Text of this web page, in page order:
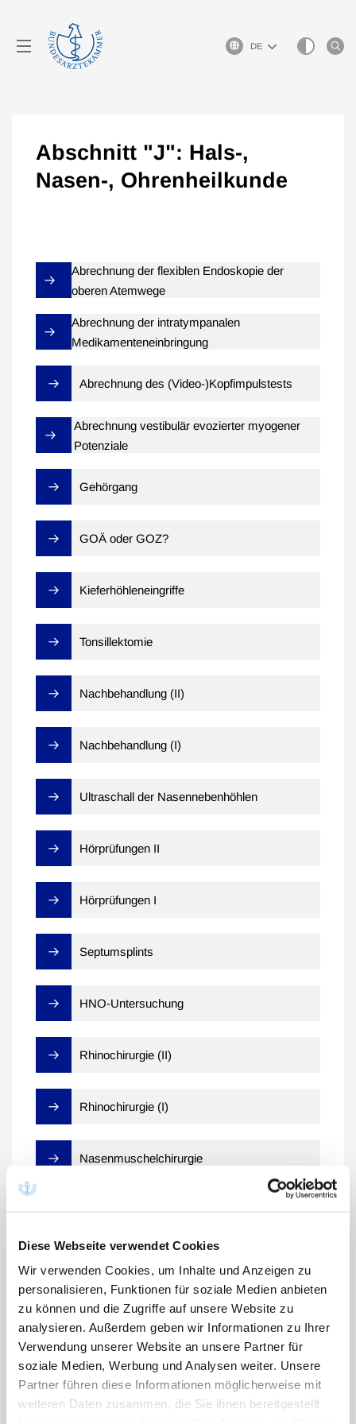
Diese Webseite verwendet Cookies
Wir verwenden Cookies, um Inhalte und Anzeigen zu
personalisieren, Funktionen für soziale Medien anbieten
zu können und die Zugriffe auf unsere Website zu
analysieren. Außerdem geben wir Informationen zu Ihrer
Verwendung unserer Website an unsere Partner für
soziale Medien, Werbung und Analysen weiter. Unsere
Partner führen diese Informationen möglicherweise mit
weiteren Daten zusammen, die Sie ihnen bereitgestellt
Sprachauswahl
Abschnitt "J": Hals-,
Nasen-, Ohrenheilkunde
Abrechnung der flexiblen Endoskopie der
oberen Atemwege
Abrechnung der intratympanalen
Medikamenteneinbringung
Abrechnung des (Video-)Kopfimpulstests
Abrechnung vestibulär evozierter myogener
Potenziale
Gehörgang
GOÄ oder GOZ?
Kieferhöhleneingriffe
Tonsillektomie
Nachbehandlung (II)
Nachbehandlung (I)
Ultraschall der Nasennebenhöhlen
Hörprüfungen II
Hörprüfungen I
Septumsplints
HNO-Untersuchung
Rhinochirurgie (II)
Rhinochirurgie (I)
Nasenmuschelchirurgie
Mittelohrchirurgie
Pandemiebedingte befristete ärztliche Leistungen